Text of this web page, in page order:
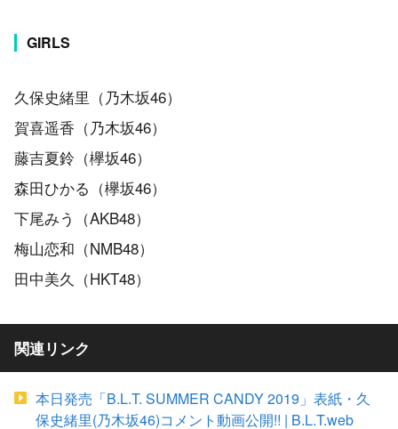
GIRLS
久保史緒里（乃木坂46）
賀喜遥香（乃木坂46）
藤吉夏鈴（欅坂46）
森田ひかる（欅坂46）
下尾みう（AKB48）
梅山恋和（NMB48）
田中美久（HKT48）
関連リンク
本日発売「B.L.T. SUMMER CANDY 2019」表紙・久
保史緒里(乃木坂46)コメント動画公開!! | B.L.T.web